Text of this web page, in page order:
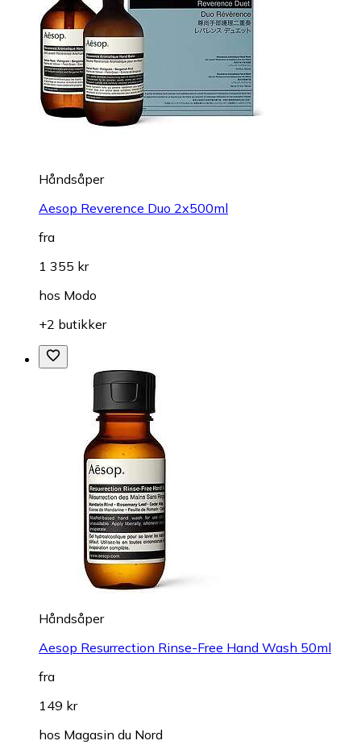
Håndsåper
Aesop Reverence Duo 2x500ml
fra
1 355 kr
hos Modo
+2 butikker
Håndsåper
Aesop Resurrection Rinse-Free Hand Wash 50ml
fra
149 kr
hos Magasin du Nord